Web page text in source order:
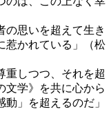
の思いを超えて生き
惹かれている」（松
重しつつ、それを超
文学》を共に心から
」を超えるのだ」